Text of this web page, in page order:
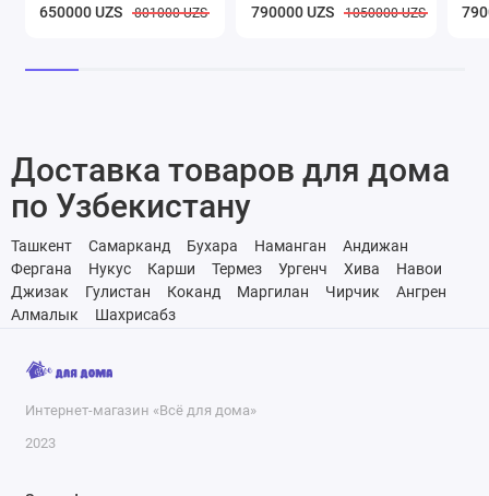
650000 UZS 801000 UZS 790000 UZS 1050000 UZS
Доставка товаров для дома
по Узбекистану
Ташкент Самарканд Бухара Наманган
Андижан
Фергана
Нукус Карши Термез Ургенч Хива
Навои
Джизак
Гулистан Коканд Маргилан Чирчик
Ангрен
Алмалык
Шахрисабз
Интернет-магазин «Всё для дома»
2023